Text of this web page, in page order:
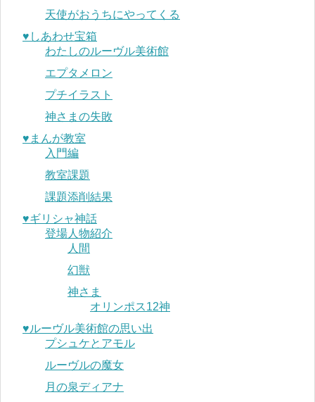
天使がおうちにやってくる
♥︎しあわせ宝箱
わたしのルーヴル美術館
エプタメロン
プチイラスト
神さまの失敗
♥︎まんが教室
入門編
教室課題
課題添削結果
♥︎ギリシャ神話
登場人物紹介
人間
幻獣
神さま
オリンポス12神
♥︎ルーヴル美術館の思い出
プシュケとアモル
ルーヴルの魔女
月の泉ディアナ